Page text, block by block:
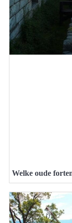
Welke oude